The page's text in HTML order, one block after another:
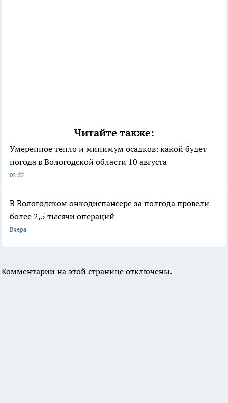
Читайте также:
Умеренное тепло и минимум осадков: какой будет
погода в Вологодской области 10 августа
02:55
В Вологодском онкодиспансере за полгода провели
более 2,5 тысячи операций
Вчера
Комментарии на этой странице отключены.